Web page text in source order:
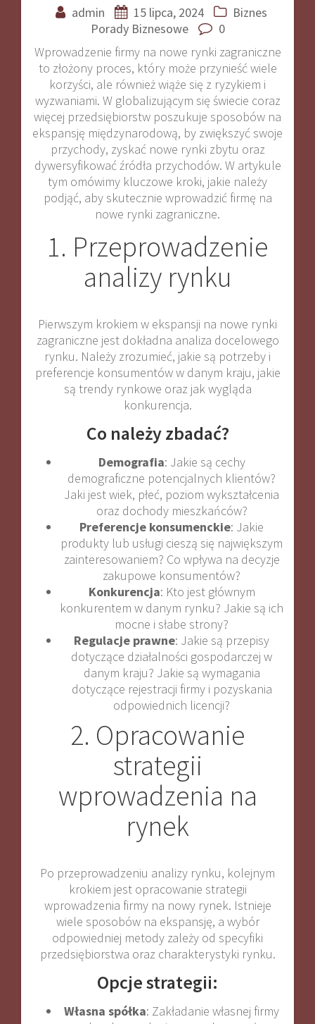
admin 15 lipca, 2024
Biznes
Porady Biznesowe
0
Wprowadzenie firmy na nowe rynki zagraniczne
to złożony proces, który może przynieść wiele
korzyści, ale również wiąże się z ryzykiem i
wyzwaniami. W globalizującym się świecie coraz
więcej przedsiębiorstw poszukuje sposobów na
ekspansję międzynarodową, by zwiększyć swoje
przychody, zyskać nowe rynki zbytu oraz
dywersyfikować źródła przychodów. W artykule
tym omówimy kluczowe kroki, jakie należy
podjąć, aby skutecznie wprowadzić firmę na
nowe rynki zagraniczne.
1. Przeprowadzenie
analizy rynku
Pierwszym krokiem w ekspansji na nowe rynki
zagraniczne jest dokładna analiza docelowego
rynku. Należy zrozumieć, jakie są potrzeby i
preferencje konsumentów w danym kraju, jakie
są trendy rynkowe oraz jak wygląda
konkurencja.
Co należy zbadać?
Demografia: Jakie są cechy
demograficzne potencjalnych klientów?
Jaki jest wiek, płeć, poziom wykształcenia
oraz dochody mieszkańców?
Preferencje konsumenckie: Jakie
produkty lub usługi cieszą się największym
zainteresowaniem? Co wpływa na decyzje
zakupowe konsumentów?
Konkurencja: Kto jest głównym
konkurentem w danym rynku? Jakie są ich
mocne i słabe strony?
Regulacje prawne: Jakie są przepisy
dotyczące działalności gospodarczej w
danym kraju? Jakie są wymagania
dotyczące rejestracji firmy i pozyskania
odpowiednich licencji?
2. Opracowanie
strategii
wprowadzenia na
rynek
Po przeprowadzeniu analizy rynku, kolejnym
krokiem jest opracowanie strategii
wprowadzenia firmy na nowy rynek. Istnieje
wiele sposobów na ekspansję, a wybór
odpowiedniej metody zależy od specyfiki
przedsiębiorstwa oraz charakterystyki rynku.
Opcje strategii:
Własna spółka: Zakładanie własnej firmy